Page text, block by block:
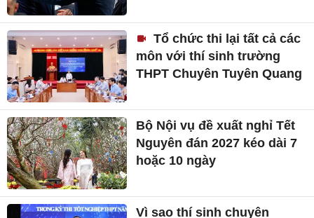
Tổ chức thi lại tất cả các
môn với thí sinh trường
THPT Chuyên Tuyên Quang
Bộ Nội vụ đề xuất nghỉ Tết
Nguyên đán 2027 kéo dài 7
hoặc 10 ngày
Vì sao thí sinh chuyên